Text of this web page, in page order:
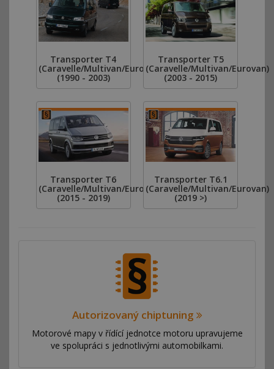
Transporter T4
(Caravelle/Multivan/Eurovan)
(1990 - 2003)
Transporter T5
(Caravelle/Multivan/Eurovan)
(2003 - 2015)
Transporter T6
(Caravelle/Multivan/Eurovan)
(2015 - 2019)
Transporter T6.1
(Caravelle/Multivan/Eurovan)
(2019 >)
Autorizovaný chiptuning
Motorové mapy v řídící jednotce motoru upravujeme
ve spolupráci s jednotlivými automobilkami.